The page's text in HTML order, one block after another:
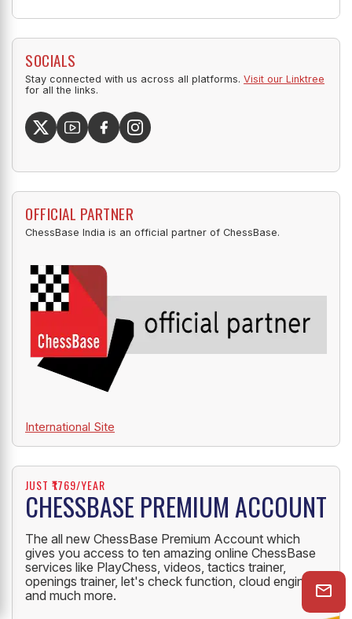
SOCIALS
Stay connected with us across all platforms. Visit our Linktree
for all the links.
OFFICIAL PARTNER
ChessBase India is an official partner of ChessBase.
International Site
JUST ₹1769/YEAR
CHESSBASE PREMIUM ACCOUNT
The all new ChessBase Premium Account which
gives you access to ten amazing online ChessBase
services like PlayChess, videos, tactics trainer,
openings trainer, let's check function, cloud engine
and much more.